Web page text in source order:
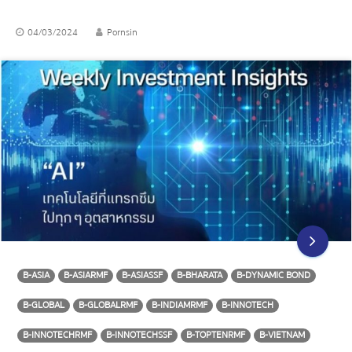
04/03/2024 Pornsin
B-ASIA B-ASIARMF B-ASIASSF B-BHARATA
B-DYNAMIC BOND
B-GLOBAL
B-GLOBALRMF B-INDIAMRMF
B-INNOTECH
B-INNOTECHRMF
B-INNOTECHSSF B-TOPTENRMF B-VIETNAM